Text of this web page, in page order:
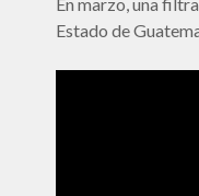
Estado de